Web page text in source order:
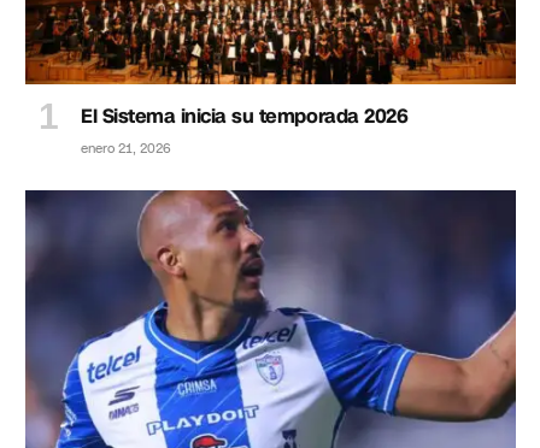
El Sistema inicia su temporada 2026
enero 21, 2026